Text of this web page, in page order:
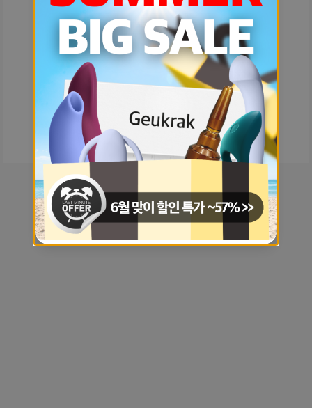
예상치 못한 에러입니다.